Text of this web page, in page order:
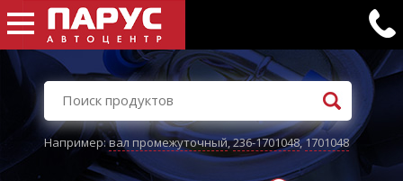
Например:вал промежуточный,236-1701048,1701048